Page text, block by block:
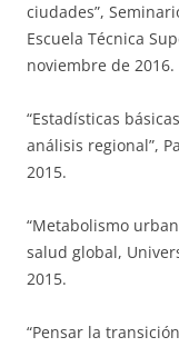
ciudades”,
Escuela Técnica
noviembre de 2016.
“Estadísticas
análisis regional”,
2015.
“Metabolismo
salud global,
2015.
“Pensar la